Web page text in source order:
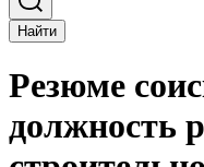
Найти
Резюме
должность